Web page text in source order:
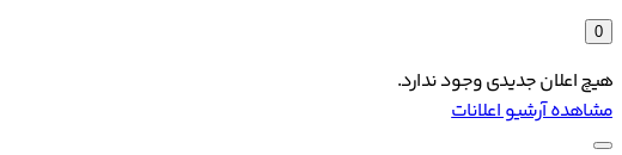
0
هیچ اعلان جدیدی وجود ندارد.
مشاهده آرشیو اعلانات